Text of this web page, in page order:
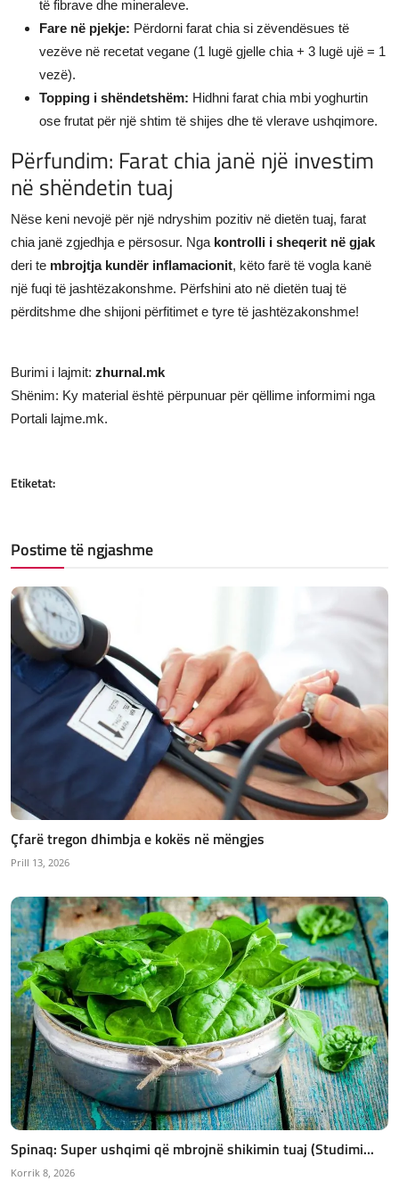
të fibrave dhe mineraleve.
Fare në pjekje: Përdorni farat chia si zëvendësues të
vezëve në recetat vegane (1 lugë gjelle chia + 3 lugë ujë = 1
vezë).
Topping i shëndetshëm: Hidhni farat chia mbi yoghurtin
ose frutat për një shtim të shijes dhe të vlerave ushqimore.
Përfundim: Farat chia janë një investim
në shëndetin tuaj
Nëse keni nevojë për një ndryshim pozitiv në dietën tuaj, farat
chia janë zgjedhja e përsosur. Nga kontrolli i sheqerit në gjak
deri te mbrojtja kundër inflamacionit, këto farë të vogla kanë
një fuqi të jashtëzakonshme. Përfshini ato në dietën tuaj të
përditshme dhe shijoni përfitimet e tyre të jashtëzakonshme!
Burimi i lajmit: zhurnal.mk
Shënim: Ky material është përpunuar për qëllime informimi nga
Portali lajme.mk.
Etiketat:
Postime të ngjashme
Çfarë tregon dhimbja e kokës në mëngjes
Prill 13, 2026
Spinaq: Super ushqimi që mbrojnë shikimin tuaj (Studimi...
Korrik 8, 2026